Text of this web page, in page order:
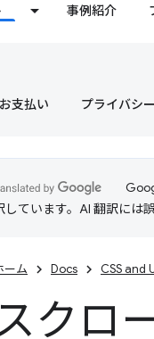
事例紹介
お支払い プライバシ
しています。AI 翻訳には
ーム Docs CSS and
クロ